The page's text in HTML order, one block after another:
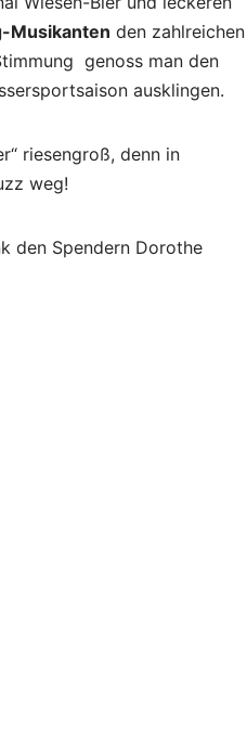
Musikanten den zahlreichen
genoss man den
ausklingen.
riesengroß, denn in
weg!
den Spendern Dorothe